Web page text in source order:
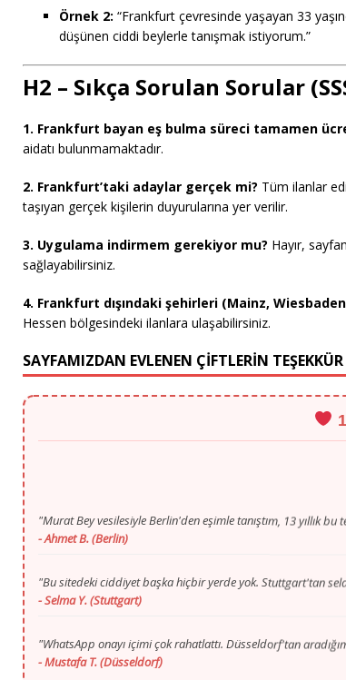
Örnek 2: “Frankfurt çevresinde yaşayan 33
düşünen ciddi beylerle tanışmak istiyorum.”
H2 – Sıkça Sorulan Sorular
1. Frankfurt bayan eş bulma süreci tamamen
aidatı bulunmamaktadır.
2. Frankfurt’taki adaylar gerçek mi? Tüm ilanlar
taşıyan gerçek kişilerin duyurularına yer verilir.
3. Uygulama indirmem gerekiyor mu? Hayır,
sağlayabilirsiniz.
4. Frankfurt dışındaki şehirleri (Mainz,
Hessen bölgesindeki ilanlara ulaşabilirsiniz.
SAYFAMIZDAN EVLENEN ÇİFTLERİN
"Bu sitedeki ciddiyet başka hiçbir yerde yok. Stuttgart'tan
- Selma Y. (Stuttgart)
"WhatsApp onayı içimi çok rahatlattı. Düsseldorf'tan
- Mustafa T. (Düsseldorf)
"Gurbette yalnızlık zordu ama Murat Bey'in ilgisi ve portalı
- Fatma K. (Köln)